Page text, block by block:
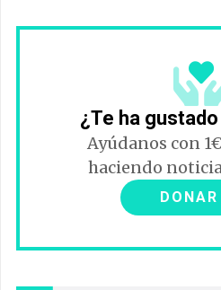
¿Te ha
Ayúdanos con
haciendo